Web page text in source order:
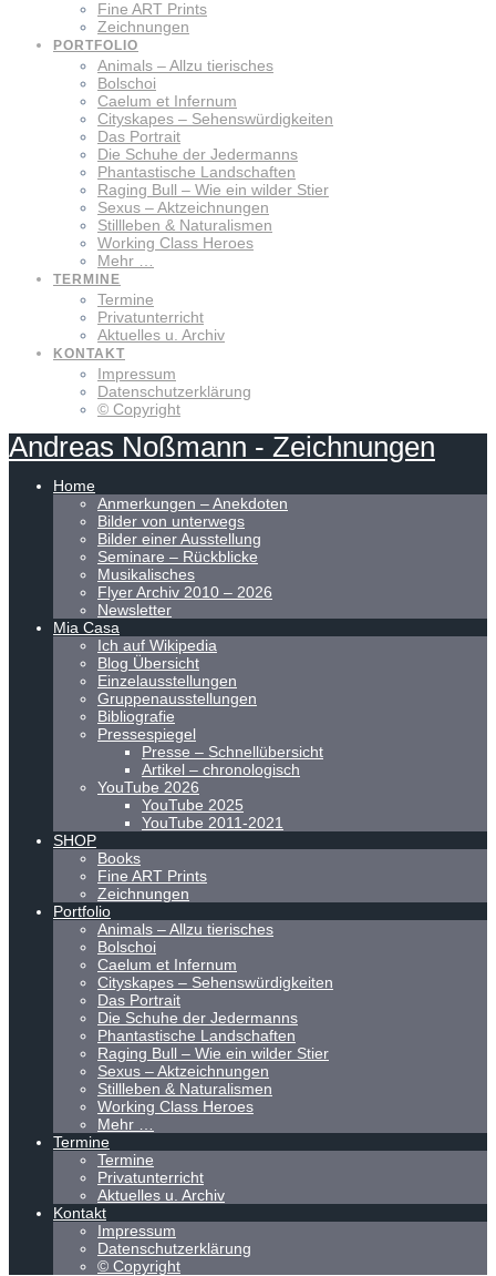
Fine ART Prints
Zeichnungen
PORTFOLIO
Animals – Allzu tierisches
Bolschoi
Caelum et Infernum
Cityskapes – Sehenswürdigkeiten
Das Portrait
Die Schuhe der Jedermanns
Phantastische Landschaften
Raging Bull – Wie ein wilder Stier
Sexus – Aktzeichnungen
Stillleben & Naturalismen
Working Class Heroes
Mehr …
TERMINE
Termine
Privatunterricht
Aktuelles u. Archiv
KONTAKT
Impressum
Datenschutzerklärung
© Copyright
Andreas Noßmann - Zeichnungen
Home
Anmerkungen – Anekdoten
Bilder von unterwegs
Bilder einer Ausstellung
Seminare – Rückblicke
Musikalisches
Flyer Archiv 2010 – 2026
Newsletter
Mia Casa
Ich auf Wikipedia
Blog Übersicht
Einzelausstellungen
Gruppenausstellungen
Bibliografie
Pressespiegel
Presse – Schnellübersicht
Artikel – chronologisch
YouTube 2026
YouTube 2025
YouTube 2011-2021
SHOP
Books
Fine ART Prints
Zeichnungen
Portfolio
Animals – Allzu tierisches
Bolschoi
Caelum et Infernum
Cityskapes – Sehenswürdigkeiten
Das Portrait
Die Schuhe der Jedermanns
Phantastische Landschaften
Raging Bull – Wie ein wilder Stier
Sexus – Aktzeichnungen
Stillleben & Naturalismen
Working Class Heroes
Mehr …
Termine
Termine
Privatunterricht
Aktuelles u. Archiv
Kontakt
Impressum
Datenschutzerklärung
© Copyright